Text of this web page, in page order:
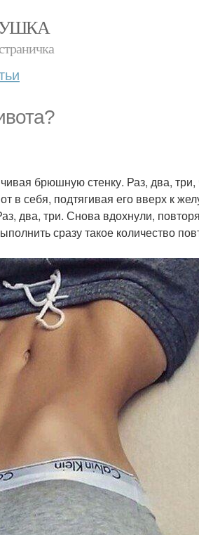
брюшную стенку. Раз, два, три,
в себя, подтягивая его вверх к
два, три. Снова вдохнули,
сразу такое количество